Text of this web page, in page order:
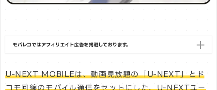
モバレコではアフィリエイト広告を掲載しております。
U-NEXT MOBILEは、動画見放題の「U-NEXT」とド
コモ回線のモバイル通信をセットにした、U-NEXTユー